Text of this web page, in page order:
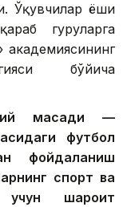
Ўқувчилар ёши
гуруҳларга
бўйича
мақсади —
футбол
фойдаланиш
спорт ва
учун шароит